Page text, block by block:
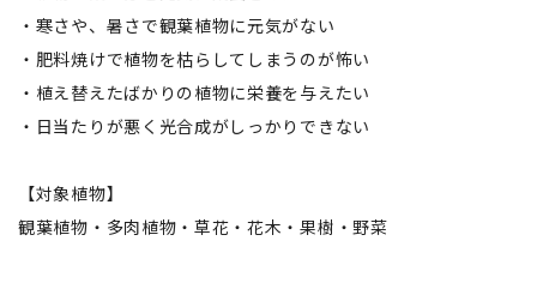
・寒さや、暑さで観葉植物に元気がない
・肥料焼けで植物を枯らしてしまうのが怖い
・植え替えたばかりの植物に栄養を与えたい
・日当たりが悪く光合成がしっかりできない
【対象植物】
観葉植物・多肉植物・草花・花木・果樹・野菜